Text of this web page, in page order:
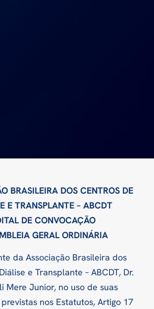
BRASILEIRA DOS CENTROS DE
E TRANSPLANTE – ABCDT
DE CONVOCAÇÃO
GERAL ORDINÁRIA
da Associação Brasileira dos
e Transplante – ABCDT, Dr.
Mere Junior, no uso de suas
nos Estatutos, Artigo 17